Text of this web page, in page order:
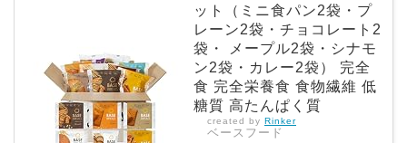
ット（ミニ食パン2袋・プ
レーン2袋・チョコレート2
袋・ メープル2袋・シナモ
ン2袋・カレー2袋） 完全
食 完全栄養食 食物繊維 低
糖質 高たんぱく質
created by Rinker
ベースフード